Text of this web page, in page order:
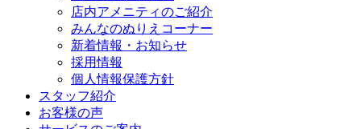
店内アメニティのご紹介
みんなのぬりえコーナー
新着情報・お知らせ
採用情報
個人情報保護方針
スタッフ紹介
お客様の声